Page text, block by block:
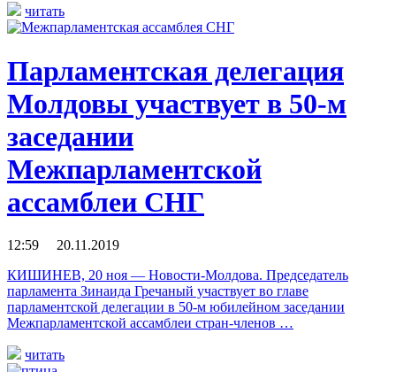
читать
Парламентская делегация
Молдовы участвует в 50-м
заседании
Межпарламентской
ассамблеи СНГ
12:59 20.11.2019
КИШИНЕВ, 20 ноя — Новости-Молдова. Председатель
парламента Зинаида Гречаный участвует во главе
парламентской делегации в 50-м юбилейном заседании
Межпарламентской ассамблеи стран-членов …
читать